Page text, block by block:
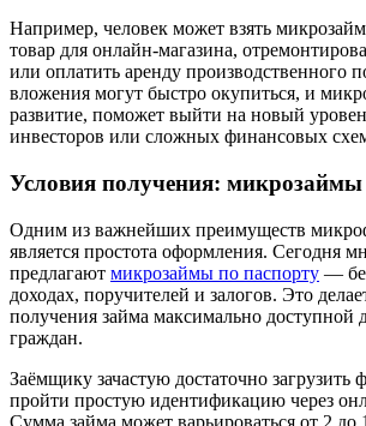
Например, человек может взять
товар для онлайн-магазина,
или оплатить аренду производственного
вложения могут быстро окупиться, и
развитие, поможет выйти на новый
инвесторов или сложных финансовых
Условия получения: микрозаймы
Одним из важнейших преимуществ
является простота оформления. Сегодня
предлагают микрозаймы по паспорту —
доходах, поручителей и залогов. Это
получения займа максимально доступной
граждан.
Заёмщику зачастую достаточно загрузить
пройти простую идентификацию через
Сумма займа может варьироваться от 2 до